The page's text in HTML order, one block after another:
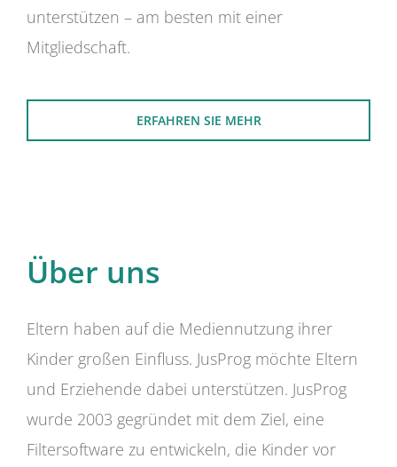
unterstützen – am besten mit einer
Mitgliedschaft.
ERFAHREN SIE MEHR
Über uns
Eltern haben auf die Mediennutzung ihrer
Kinder großen Einfluss. JusProg möchte Eltern
und Erziehende dabei unterstützen. JusProg
wurde 2003 gegründet mit dem Ziel, eine
Filtersoftware zu entwickeln, die Kinder vor